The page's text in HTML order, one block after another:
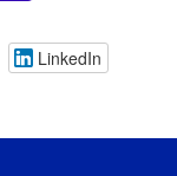
LinkedIn